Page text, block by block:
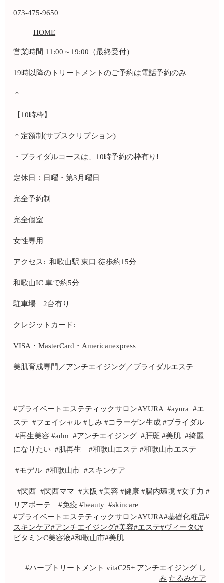
073-475-9650
HOME
営業時間 11:00～19:00（最終受付）
19時以降のトリートメントのご予約は電話予約のみ
＊
【10時枠】
＊定額制(サブスクリプション)
・ブライダルコースは、10時予約の枠有り!
定休日：日曜・第3月曜日
完全予約制
完全個室
女性専用
アクセス: 和歌山駅 東口 徒歩約15分
和歌山IC 車で約5分
駐車場 2台有り
クレジットカード:
VISA・MasterCard・Americanexpress
美肌育成専門／アンチエイジング／ブライダルエステ
#プライベートエステティックサロンAYURA #ayura #エ
ステ #フェイシャル #しみ #コラーゲン生成 #ブライダル
#再生美容 #adm #アンチエイジング #肝斑 #美肌 #綺麗
になりたい #肌再生 #和歌山エステ #和歌山市エステ
#モデル #和歌山市 #スキンケア
#関西 #関西ママ #大阪 #美容 #健康 #腸内環境 #女子力 #
リアボーテ #免疫 #beauty #skincare
#プライベートエステティックサロンAYURA#基礎化粧品#
スキンケア#アンチエイジング#美容#エステ#ヴィータC#
ビタミンC美容液#和歌山市#美肌
#ハーブトリートメント vitaC25+ アンチエイジング し
み たるみケア